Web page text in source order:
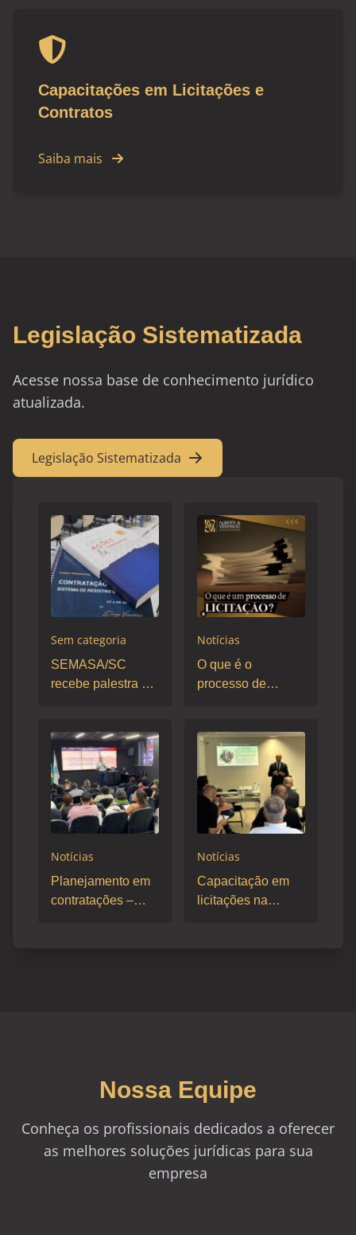
Capacitações em Licitações e
Contratos
Saiba mais
Legislação Sistematizada
Acesse nossa base de conhecimento jurídico
atualizada.
Legislação Sistematizada
Sem categoria
SEMASA/SC
recebe palestra do
Notícias
O que é o
processo de
Notícias
Planejamento em
contratações –
Notícias
Capacitação em
licitações na
Nossa Equipe
Conheça os profissionais dedicados a oferecer
as melhores soluções jurídicas para sua
empresa